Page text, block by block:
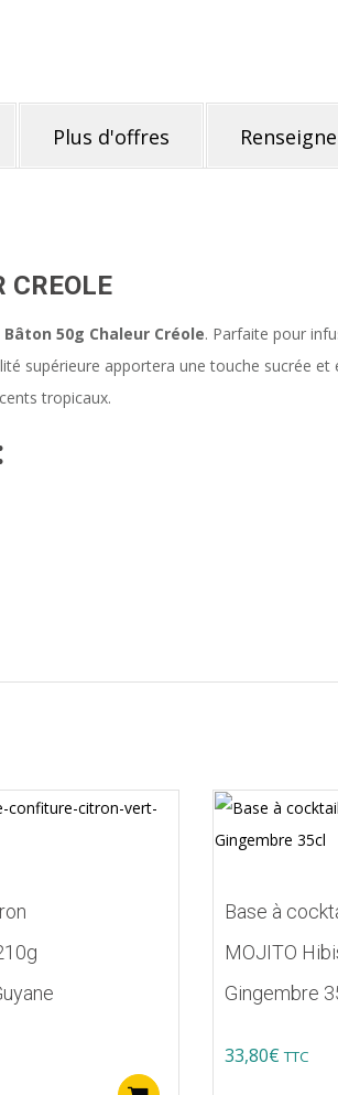
Plus d'offres
CREOLE
Bâton 50g Chaleur Créole. Parfaite pour
supérieure apportera une touche sucrée et
tropicaux.
Base à
MOJITO
Gingembre
33,80€ TTC